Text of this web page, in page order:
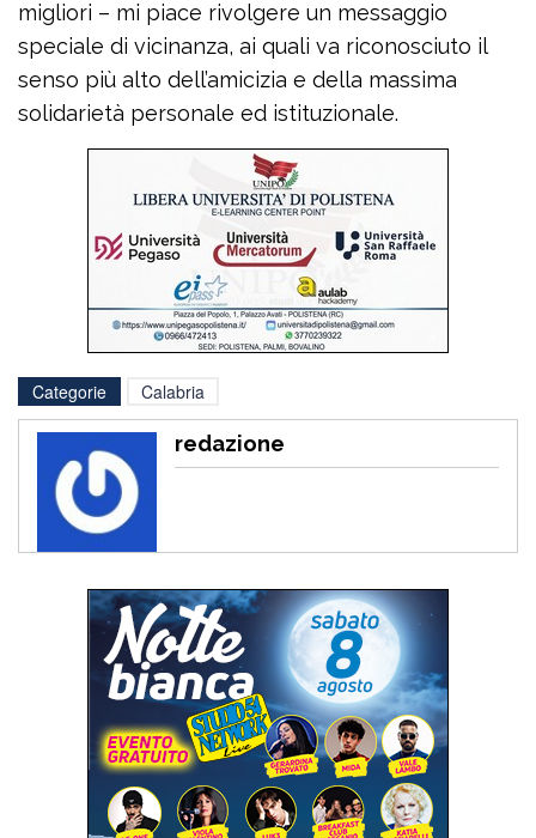
migliori – mi piace rivolgere un messaggio
speciale di vicinanza, ai quali va riconosciuto il
senso più alto dell’amicizia e della massima
solidarietà personale ed istituzionale.
Categorie Calabria
redazione